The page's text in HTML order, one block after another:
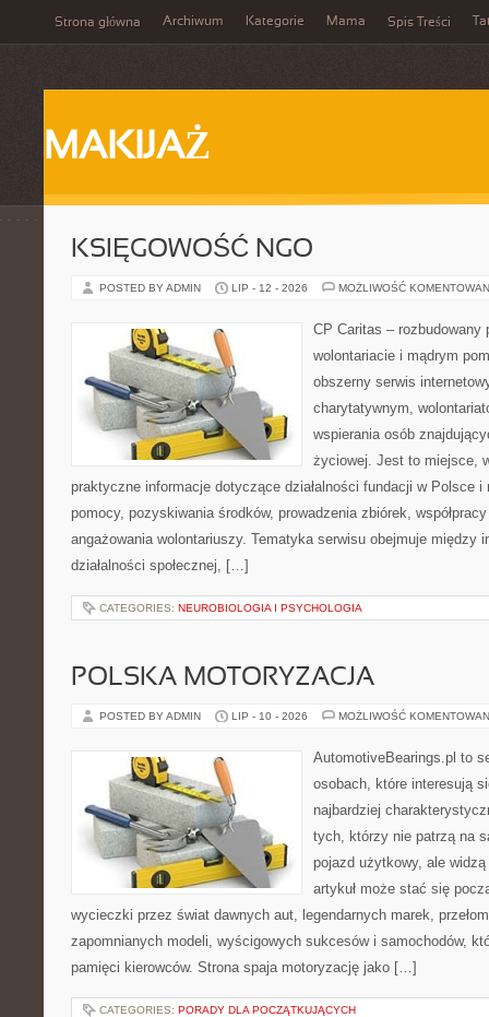
Strona główna Archiwum Kategorie Mama Spis Treści
MAKIJAŻ
KSIĘGOWOŚĆ NGO
POSTED BY ADMIN LIP - 12 - 2026 MOŻLIWOŚĆ
CP Caritas – rozbudowany
wolontariacie i mądrym
obszerny serwis
charytatywnym,
wspierania osób
życiowej. Jest to miejsce,
praktyczne informacje dotyczące działalności fundacji w Polsce i
pomocy, pozyskiwania środków, prowadzenia zbiórek,
angażowania wolontariuszy. Tematyka serwisu obejmuje między
działalności społecznej, […]
CATEGORIES: NEUROBIOLOGIA I PSYCHOLOGIA
POLSKA MOTORYZACJA
POSTED BY ADMIN LIP - 10 - 2026 MOŻLIWOŚĆ
AutomotiveBearings.pl to
osobach, które interesują
najbardziej
tych, którzy nie patrzą na
pojazd użytkowy, ale
artykuł może stać się
wycieczki przez świat dawnych aut, legendarnych marek,
zapomnianych modeli, wyścigowych sukcesów i samochodów,
pamięci kierowców. Strona spaja motoryzację jako […]
CATEGORIES: PORADY DLA POCZĄTKUJĄCYCH